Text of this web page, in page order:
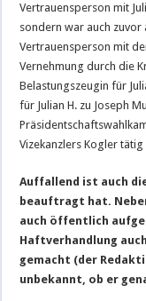
Vertrauensperson mit
sondern war auch zuvor
Vertrauensperson mit
Vernehmung durch die
Belastungszeugin für
für Julian H. zu Joseph
Vizekanzlers Kogler tätig
Auffallend ist auch
beauftragt hat.
auch öffentlich
Haftverhandlung
gemacht (der
unbekannt, ob er